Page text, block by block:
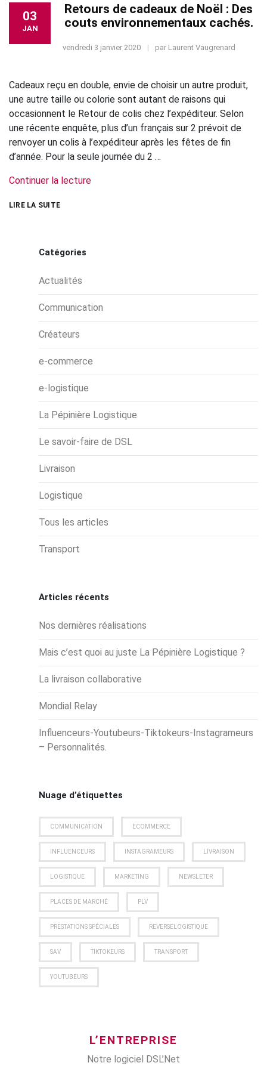
03
JAN
Retours de cadeaux de Noël : Des
couts environnementaux cachés.
vendredi 3 janvier 2020 par Laurent Vaugrenard
Cadeaux reçu en double, envie de choisir un autre produit,
une autre taille ou colorie sont autant de raisons qui
occasionnent le Retour de colis chez l’expéditeur. Selon
une récente enquête, plus d’un français sur 2 prévoit de
renvoyer un colis à l’expéditeur après les fêtes de fin
d’année. Pour la seule journée du 2 …
Continuer la lecture
LIRE LA SUITE
Catégories
Actualités
Communication
Créateurs
e-commerce
e-logistique
La Pépinière Logistique
Le savoir-faire de DSL
Livraison
Logistique
Tous les articles
Transport
Articles récents
Nos dernières réalisations
Mais c’est quoi au juste La Pépinière Logistique ?
La livraison collaborative
Mondial Relay
Influenceurs-Youtubeurs-Tiktokeurs-Instagrameurs
– Personnalités.
Nuage d’étiquettes
COMMUNICATION ECOMMERCE
INFLUENCEURS INSTAGRAMEURS LIVRAISON
LOGISTIQUE MARKETING NEWSLETER
PLACES DE MARCHÉ PLV
PRESTATIONS SPÉCIALES REVERSELOGISTIQUE
SAV TIKTOKEURS TRANSPORT
YOUTUBEURS
L’ENTREPRISE
Notre logiciel DSL’Net